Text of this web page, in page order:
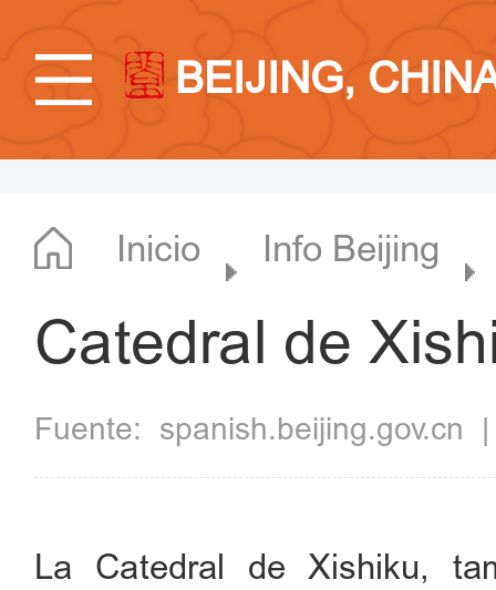
BEIJING,
Inicio Info Beijing
Catedral de
Fuente: spanish.beijing.gov.cn
La Catedral de Xishiku,